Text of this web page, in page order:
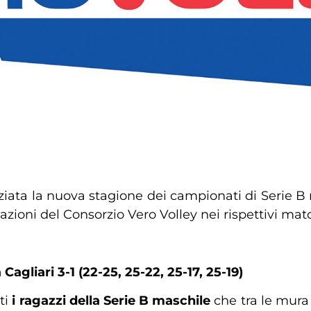
la nuova stagione dei campionati di Serie B
del Consorzio Vero Volley nei rispettivi
3-1 (22-25, 25-22, 25-17, 25-19)
i ragazzi della Serie B maschile che tra le